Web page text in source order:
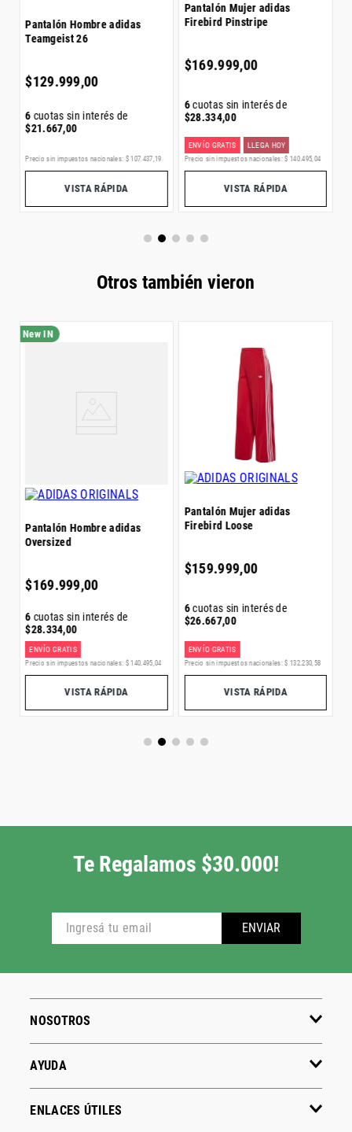
Pantalón Hombre adidas
Teamgeist 26
$129.999,00
6 cuotas sin interés de
$21.667,00
Precio sin impuestos nacionales: $ 107.437,19
VISTA RÁPIDA
Pantalón Mujer adidas
Firebird Pinstripe
$169.999,00
6cuotas sin interés de
$28.334,00
ENVÍO GRATIS LLEGA HOY
Precio sin impuestos nacionales: $ 140.495,04
VISTA RÁPIDA
Otros también vieron
Pantalón Hombre adidas
Oversized
$169.999,00
6 cuotas sin interés de
$28.334,00
ENVÍO GRATIS
Precio sin impuestos nacionales: $ 140 495 04
VISTA RÁPIDA
Pantalón Mujer adidas
Firebird Loose
$159.999,00
6cuotas sin interés de
$26.667,00
ENVÍO GRATIS
Precio sin impuestos nacionales: $ 132.230 58
VISTA RÁPIDA
Te Regalamos $30.000!
ENVIAR
NOSOTROS
AYUDA
ENLACES ÚTILES